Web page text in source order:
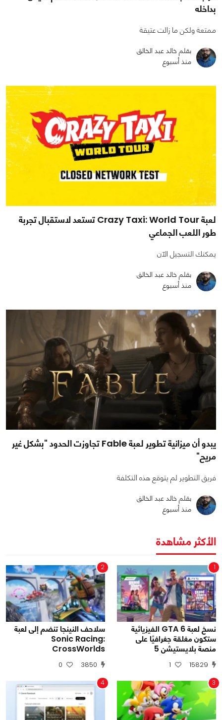
بداخله
ممتعة ولكن ما زالت عتيقة
بقلم خالد عبد الخالق
منذ أسبوع
لعبة Crazy Taxi: World Tour تستعد لاستقبال تجربة
طور اللعب الجماعي
يمكنك التسجيل الآن
بقلم خالد عبد الخالق
منذ أسبوع
يبدو أن ميزانية تطوير لعبة Fable تجاوزت الحدود "بشكل غير
مريح"
فريق التطوير لم يتوقع هذه التكلفة
بقلم خالد عبد الخالق
منذ أسبوع
الأكثر مشاهدة
1
نسخ لعبة GTA 6 الفيزيائية
ستكون مغلقة جغرافيًا على
منصة بلايستيشن 5
15829
1
2
سلاحف النينجا تنضم إلى لعبة
Sonic Racing:
CrossWorlds
3850
0
3
4